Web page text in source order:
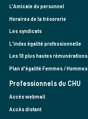
L’Amicale du personnel
Horaires de la trésorerie
Les syndicats
L'index égalité professionnelle
Les 10 plus hautes rémunérations
Plan d'égalité Femmes / Hommes
Professionnels du CHU
Accès webmail
Accès distant